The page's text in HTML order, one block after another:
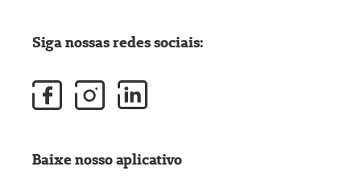
Siga nossas redes sociais:
Baixe nosso aplicativo